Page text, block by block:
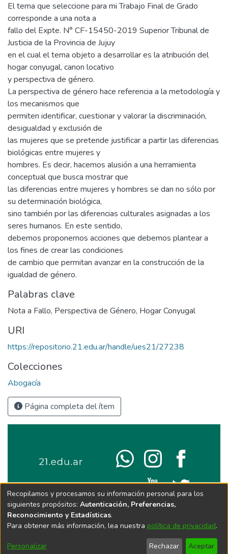
El tema que seleccione para mi Trabajo Final de Grado
corresponde a una nota a
fallo del Expte. N° CF-15450-2019 Superior Tribunal de
Justicia de la Provincia de Jujuy
en el cual el tema objeto a desarrollar es la atribución del
hogar conyugal, canon locativo
y perspectiva de género.
La perspectiva de género hace referencia a la metodología y
los mecanismos que
permiten identificar, cuestionar y valorar la discriminación,
desigualdad y exclusión de
las mujeres que se pretende justificar a partir las diferencias
biológicas entre mujeres y
hombres. Es decir, hacemos alusión a una herramienta
conceptual que busca mostrar que
las diferencias entre mujeres y hombres se dan no sólo por
su determinación biológica,
sino también por las diferencias culturales asignadas a los
seres humanos. En este sentido,
debemos proponernos acciones que debemos plantear a
los fines de crear las condiciones
de cambio que permitan avanzar en la construcción de la
igualdad de género.
Palabras clave
Nota a Fallo, Perspectiva de Género, Hogar Conyugal
URI
https://repositorio.21.edu.ar/handle/ues21/27238
Colecciones
Abogacía
Página completa del ítem
Recopilamos y procesamos su información personal para los
siguientes propósitos: Autenticación, Preferencias,
Reconocimiento y Estadísticas.
Para obtener más información, lea nuestra política de privacidad.
Personalizar Rechazar Aceptar